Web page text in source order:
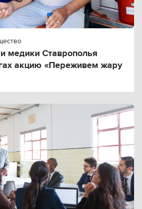
медики Ставрополья
акцию «Переживем жару